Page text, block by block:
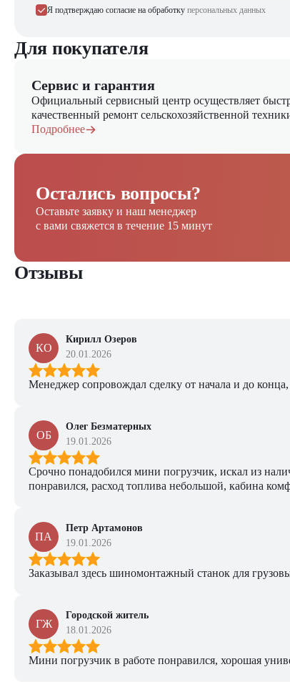
Я подтверждаю согласие на обработку персональных данных
Для покупателя
Сервис и гарантия
Официальный сервисный центр осуществляет
качественный ремонт сельскохозяйственной
Подробнее
Остались вопросы?
Оставьте заявку и наш менеджер
с вами свяжется в течение 15 минут
Отзывы
КО
Кирилл Озеров
20.01.2026
Менеджер сопровождал сделку от начала и до
ОБ
Олег Безматерных
19.01.2026
Срочно понадобился мини погрузчик, искал из
понравился, расход топлива небольшой, кабина
ПА
Петр Артамонов
19.01.2026
Заказывал здесь шиномонтажный станок для
ГЖ
Городской житель
18.01.2026
Мини погрузчик в работе понравился, хорошая